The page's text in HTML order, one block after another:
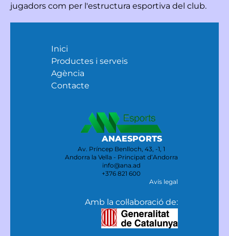
jugadors com per l'estructura esportiva del club.
Inici
Productes i serveis
Agència
Contacte
ANAESPORTS
Av. Príncep Benlloch, 43, -1, 1
Andorra la Vella - Principat d’Andorra
info@ana.ad
+376 821 600
Avís legal
Amb la col·laboració de: